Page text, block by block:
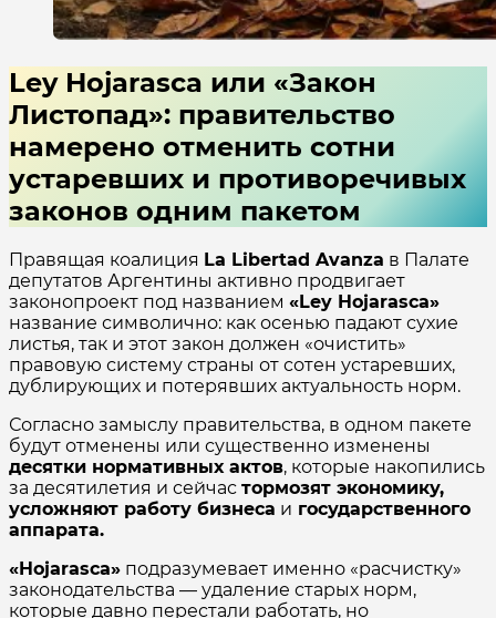
Ley Hojarasca или «Закон
Листопад»: правительство
намерено отменить сотни
устаревших и противоречивых
законов одним пакетом
Правящая коалиция La Libertad Avanza в Палате
депутатов Аргентины активно продвигает
законопроект под названием «Ley Hojarasca»
название символично: как осенью падают сухие
листья, так и этот закон должен «очистить»
правовую систему страны от сотен устаревших,
дублирующих и потерявших актуальность норм.
Согласно замыслу правительства, в одном пакете
будут отменены или существенно изменены
десятки нормативных актов, которые накопились
за десятилетия и сейчас тормозят экономику,
усложняют работу бизнеса и государственного
аппарата.
«Hojarasca» подразумевает именно «расчистку»
законодательства — удаление старых норм,
которые давно перестали работать, но